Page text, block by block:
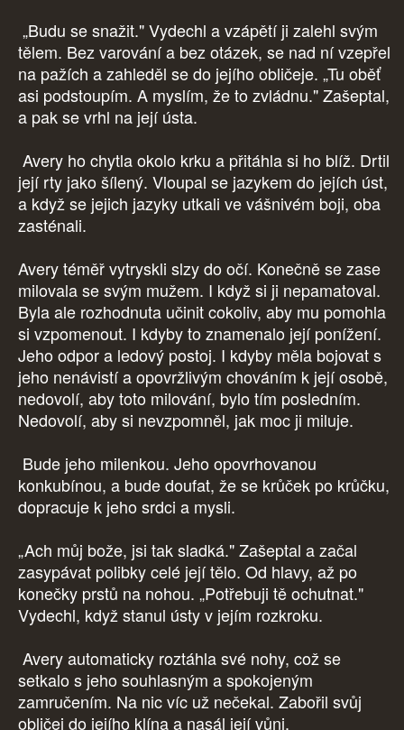
„Budu se snažit." Vydechl a vzápětí ji zalehl svým
tělem. Bez varování a bez otázek, se nad ní vzepřel
na pažích a zahleděl se do jejího obličeje. „Tu oběť
asi podstoupím. A myslím, že to zvládnu." Zašeptal,
a pak se vrhl na její ústa.
Avery ho chytla okolo krku a přitáhla si ho blíž. Drtil
její rty jako šílený. Vloupal se jazykem do jejích úst,
a když se jejich jazyky utkali ve vášnivém boji, oba
zasténali.
Avery téměř vytryskli slzy do očí. Konečně se zase
milovala se svým mužem. I když si ji nepamatoval.
Byla ale rozhodnuta učinit cokoliv, aby mu pomohla
si vzpomenout. I kdyby to znamenalo její ponížení.
Jeho odpor a ledový postoj. I kdyby měla bojovat s
jeho nenávistí a opovržlivým chováním k její osobě,
nedovolí, aby toto milování, bylo tím posledním.
Nedovolí, aby si nevzpomněl, jak moc ji miluje.
Bude jeho milenkou. Jeho opovrhovanou
konkubínou, a bude doufat, že se krůček po krůčku,
dopracuje k jeho srdci a mysli.
„Ach můj bože, jsi tak sladká." Zašeptal a začal
zasypávat polibky celé její tělo. Od hlavy, až po
konečky prstů na nohou. „Potřebuji tě ochutnat."
Vydechl, když stanul ústy v jejím rozkroku.
Avery automaticky roztáhla své nohy, což se
setkalo s jeho souhlasným a spokojeným
zamručením. Na nic víc už nečekal. Zabořil svůj
obličej do jejího klína a nasál její vůni.